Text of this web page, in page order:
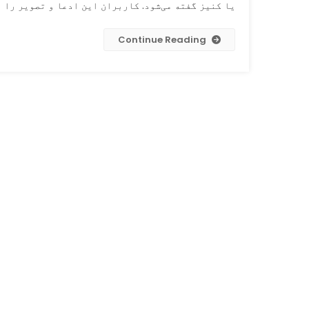
یا کنیز گفته می‌شود. کاربران این ادعا و تصویر را از ۵ جنوری ۲۰۲۳ میلادی
Continue Reading